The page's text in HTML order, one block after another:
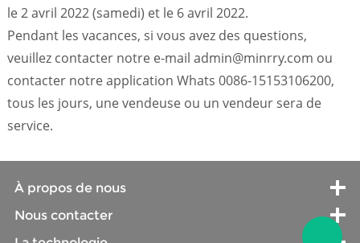
le 2 avril 2022 (samedi) et le 6 avril 2022.
Pendant les vacances, si vous avez des questions,
veuillez contacter notre e-mail admin@minrry.com ou
contacter notre application Whats 0086-15153106200,
tous les jours, une vendeuse ou un vendeur sera de
service.
À propos de nous
Nous contacter